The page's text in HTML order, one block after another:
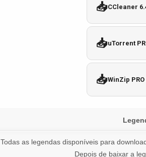
📥CCleaner
📥uTorrent
📥WinZip
Todas as legendas disponíveis para
Depois de baixar a